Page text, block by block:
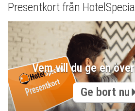
Presentkort från
Vem vill du ge en
Ge bort nu